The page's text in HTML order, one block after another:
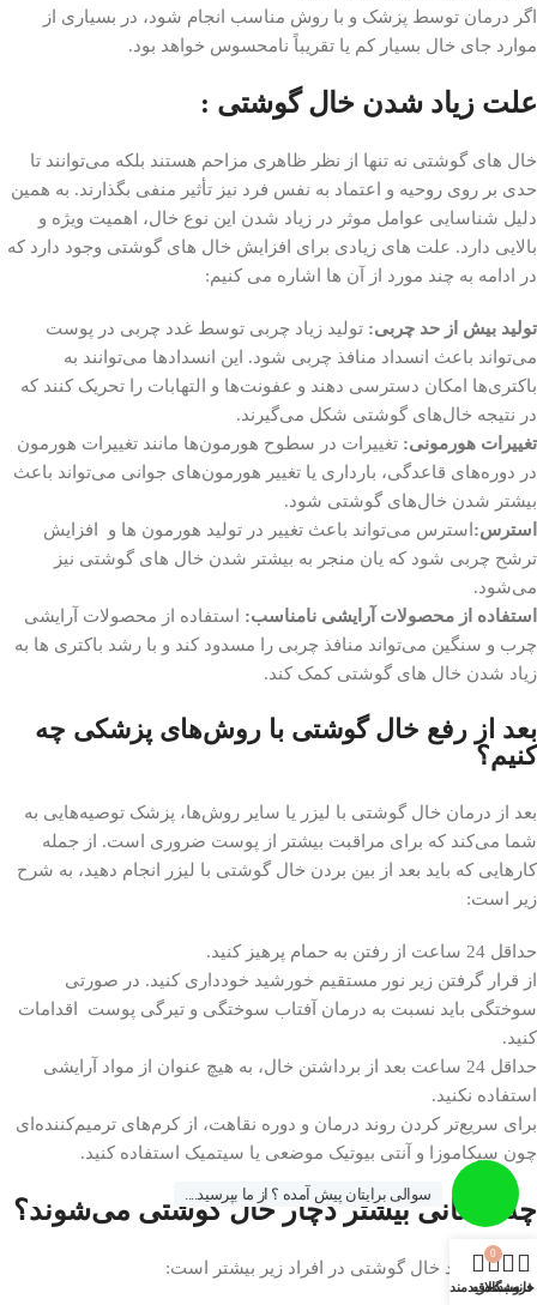
اگر درمان توسط پزشک و با روش مناسب انجام شود، در بسیاری از
موارد جای خال بسیار کم یا تقریباً نامحسوس خواهد بود.
علت زیاد شدن خال گوشتی :
خال های گوشتی نه تنها از نظر ظاهری مزاحم هستند بلکه می‌توانند تا
حدی بر روی روحیه و اعتماد به نفس فرد نیز تأثیر منفی بگذارند. به همین
دلیل شناسایی عوامل موثر در زیاد شدن این نوع خال، اهمیت ویژه و
بالایی دارد. علت های زیادی برای افزایش خال های گوشتی وجود دارد که
در ادامه به چند مورد از آن ها اشاره می کنیم:
تولید بیش از حد چربی: تولید زیاد چربی توسط غدد چربی در پوست
می‌تواند باعث انسداد منافذ چربی شود. این انسدادها می‌توانند به
باکتری‌ها امکان دسترسی دهند و عفونت‌ها و التهابات را تحریک کنند که
در نتیجه خال‌های گوشتی شکل می‌گیرند.
تغییرات هورمونی: تغییرات در سطوح هورمون‌ها مانند تغییرات هورمون
در دوره‌های قاعدگی، بارداری یا تغییر هورمون‌های جوانی می‌تواند باعث
بیشتر شدن خال‌های گوشتی شود.
استرس: استرس می‌تواند باعث تغییر در تولید هورمون ها و افزایش
ترشح چربی شود که یان منجر به بیشتر شدن خال های گوشتی نیز
می‌شود.
استفاده از محصولات آرایشی نامناسب: استفاده از محصولات آرایشی
چرب و سنگین می‌تواند منافذ چربی را مسدود کند و با رشد باکتری ها به
زیاد شدن خال های گوشتی کمک کند.
بعد از رفع خال گوشتی با روش‌های پزشکی چه
کنیم؟
بعد از درمان خال گوشتی با لیزر یا سایر روش‌ها، پزشک توصیه‌هایی به
شما می‌کند که برای مراقبت بیشتر از پوست ضروری است. از جمله
کارهایی که باید بعد از بین بردن خال گوشتی با لیزر انجام دهید، به شرح
زیر است:
حداقل 24 ساعت از رفتن به حمام پرهیز کنید.
از قرار گرفتن زیر نور مستقیم خورشید خودداری کنید. در صورتی
سوختگی باید نسبت به درمان آفتاب سوختگی و تیرگی پوست اقدامات
کنید.
حداقل 24 ساعت بعد از برداشتن خال، به هیچ عنوان از مواد آرایشی
استفاده نکنید.
برای سریع‌تر کردن روند درمان و دوره نقاهت، از کرم‌های ترمیم‌کننده‌ای
چون سیکاموزا و آنتی بیوتیک موضعی یا سیتمیک استفاده کنید.
چه کسانی بیشتر دچار خال گوشتی می‌شوند؟
احتمال ایجاد خال گوشتی در افراد زیر بیشتر است:
سوالی برایتان پیش آمده ؟ از ما بپرسید....
خانه
فروشگاه
0
سبد خرید
علاقه مندی